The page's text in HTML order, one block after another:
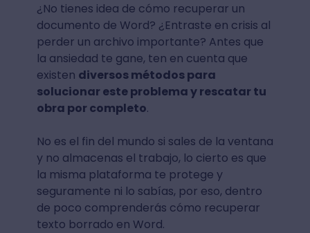
¿No tienes idea de cómo recuperar un
documento de Word? ¿Entraste en crisis al
perder un archivo importante? Antes que
la ansiedad te gane, ten en cuenta que
existen diversos métodos para
solucionar este problema y rescatar tu
obra por completo.
No es el fin del mundo si sales de la ventana
y no almacenas el trabajo, lo cierto es que
la misma plataforma te protege y
seguramente ni lo sabías, por eso, dentro
de poco comprenderás cómo recuperar
texto borrado en Word.